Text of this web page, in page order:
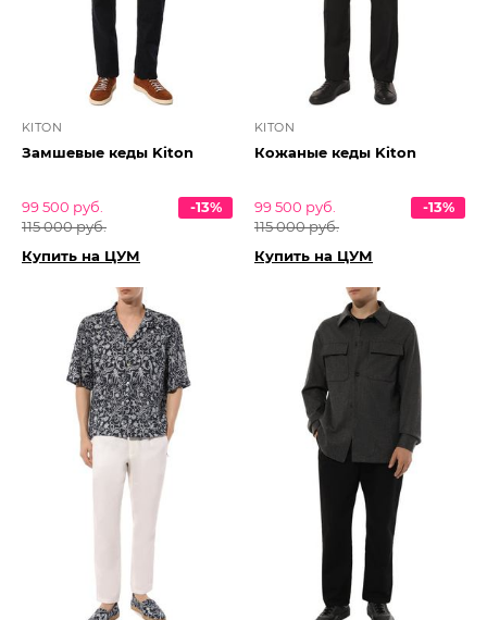
KITON
Замшевые кеды Kiton
99 500 руб.
115 000 руб.
-13%
Купить на ЦУМ
KITON
Кожаные кеды Kiton
99 500 руб.
115 000 руб.
-13%
Купить на ЦУМ